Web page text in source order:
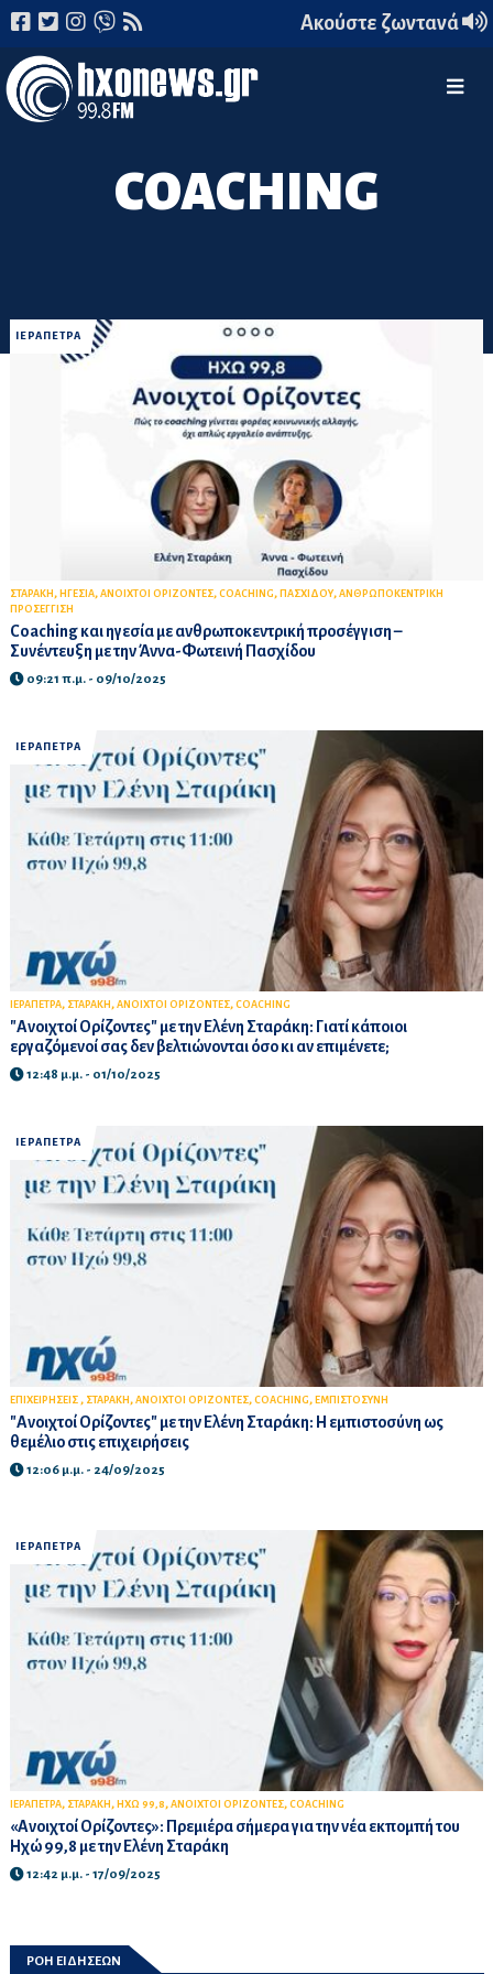
Ακούστε ζωντανά
COACHING
ΙΕΡΑΠΕΤΡΑ
ΣΤΑΡΑΚΗ , ΗΓΕΣΙΑ, ΑΝΟΙΧΤΟΙ ΟΡΙΖΟΝΤΕΣ, COACHING, ΠΑΣΧΙΔΟΥ, ΑΝΘΡΩΠΟΚΕΝΤΡΙΚΗ
ΠΡΟΣΕΓΓΙΣΗ
Coaching και ηγεσία με ανθρωποκεντρική προσέγγιση –
Συνέντευξη με την Άννα-Φωτεινή Πασχίδου
09:21 π.μ. - 09/10/2025
ΙΕΡΑΠΕΤΡΑ
ΙΕΡΑΠΕΤΡΑ, ΣΤΑΡΑΚΗ , ΑΝΟΙΧΤΟΙ ΟΡΙΖΟΝΤΕΣ, COACHING
"Ανοιχτοί Ορίζοντες" με την Ελένη Σταράκη: Γιατί κάποιοι
εργαζόμενοί σας δεν βελτιώνονται όσο κι αν επιμένετε;
12:48 μ.μ. - 01/10/2025
ΙΕΡΑΠΕΤΡΑ
ΕΠΙΧΕΙΡΗΣΕΙΣ , ΣΤΑΡΑΚΗ , ΑΝΟΙΧΤΟΙ ΟΡΙΖΟΝΤΕΣ, COACHING, ΕΜΠΙΣΤΟΣΥΝΗ
"Ανοιχτοί Ορίζοντες" με την Ελένη Σταράκη: Η εμπιστοσύνη ως
θεμέλιο στις επιχειρήσεις
12:06 μ.μ. - 24/09/2025
ΙΕΡΑΠΕΤΡΑ
ΙΕΡΑΠΕΤΡΑ, ΣΤΑΡΑΚΗ , ΗΧΩ 99,8, ΑΝΟΙΧΤΟΙ ΟΡΙΖΟΝΤΕΣ, COACHING
«Ανοιχτοί Ορίζοντες»: Πρεμιέρα σήμερα για την νέα εκπομπή του
Ηχώ 99,8 με την Ελένη Σταράκη
12:42 μ.μ. - 17/09/2025
ΡΟΗ ΕΙΔΗΣΕΩΝ